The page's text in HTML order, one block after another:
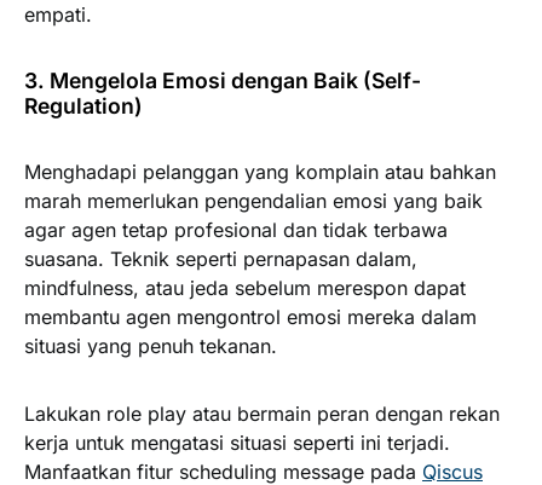
empati.
3. Mengelola Emosi dengan Baik (Self-
Regulation)
Menghadapi pelanggan yang komplain atau bahkan
marah memerlukan pengendalian emosi yang baik
agar agen tetap profesional dan tidak terbawa
suasana. Teknik seperti pernapasan dalam,
mindfulness, atau jeda sebelum merespon dapat
membantu agen mengontrol emosi mereka dalam
situasi yang penuh tekanan.
Lakukan role play atau bermain peran dengan rekan
kerja untuk mengatasi situasi seperti ini terjadi.
Manfaatkan fitur scheduling message pada Qiscus